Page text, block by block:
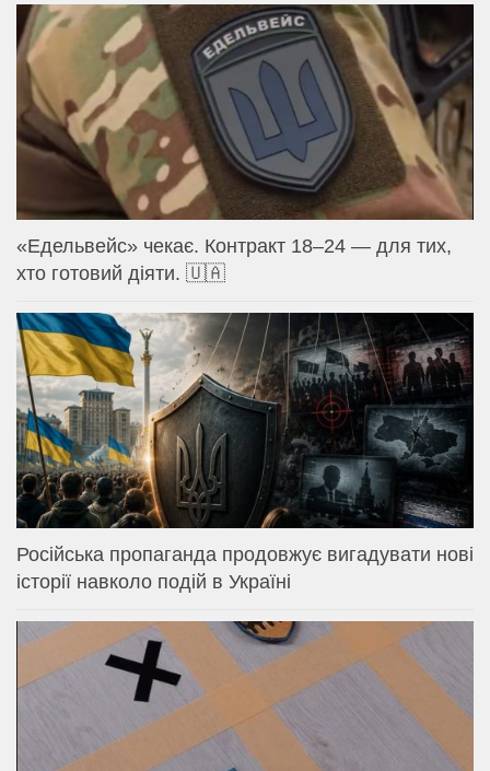
«Едельвейс» чекає. Контракт 18–24 — для тих,
хто готовий діяти. 🇺🇦
Російська пропаганда продовжує вигадувати нові
історії навколо подій в Україні